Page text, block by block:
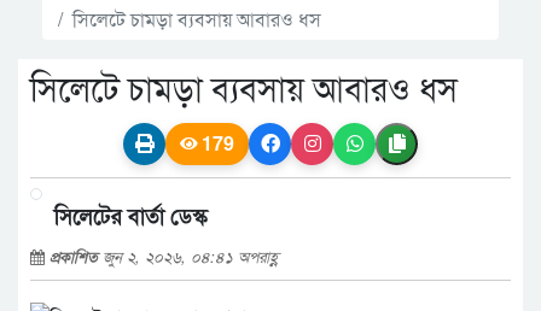
সিলেটে চামড়া ব্যবসায় আবারও ধস
সিলেটে চামড়া ব্যবসায় আবারও ধস
179
সিলেটের বার্তা ডেস্ক
প্রকাশিতজুন ২, ২০২৬, ০৪:৪১ অপরাহ্ণ